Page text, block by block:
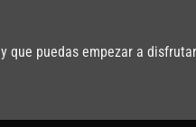
que puedas empezar a